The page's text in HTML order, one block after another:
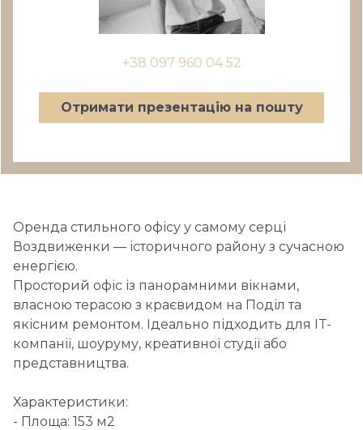
+38 097 960 04 52
Отримати презентацію на пошту
Оренда стильного офісу у самому серці
Воздвиженки — історичного району з сучасною
енергією.
Просторий офіс із панорамними вікнами,
власною терасою з краєвидом на Поділ та
якісним ремонтом. Ідеально підходить для IT-
компанії, шоуруму, креативної студії або
представництва.
Характеристики:
- Площа: 153 м2